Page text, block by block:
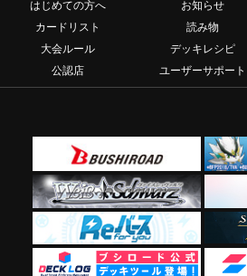
はじめての方へ お知らせ
カードリスト
読み物
大会ルール
デッキレシピ
公認店
ユーザーサポート